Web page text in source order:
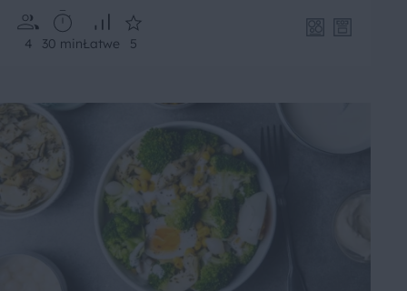
4 30 minŁatwe 5